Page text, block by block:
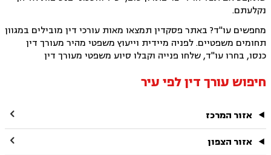
נקלעתם.
מחפשים עו"ד? באתר פסקדין תמצאו מאות עורכי דין מובילים במגוון
תחומים משפטיים. לפניה מיידית וייעוץ משפטי מהיר מעורך דין
כנסו, בחרו עו"ד, שלחו פנייה וקבלו סיוע משפטי מעורך דין
חיפוש עורך דין לפי עיר
אזור המרכז 
אזור הצפון 